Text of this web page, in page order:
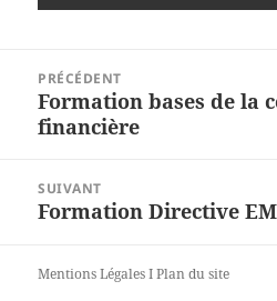
l’article
PRÉCÉDENT
Article
précédent :
Formation bases de la
financière
SUIVANT
Article
Formation Directive
Mentions LégalesIPlan du site